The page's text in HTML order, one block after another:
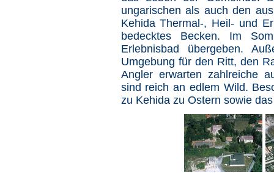
ungarischen als auch den
Kehida Thermal-, Heil- und
bedecktes Becken. Im
Erlebnisbad übergeben.
Umgebung für den Ritt, den
Angler erwarten zahlreiche
sind reich an edlem Wild.
zu Kehida zu Ostern sowie